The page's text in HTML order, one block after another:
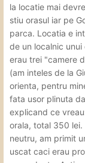
la locatie mai
stiu orasul iar pe
parca. Locatia e
de un localnic
erau trei "camere
(am inteles de la
orienta, pentru
fata usor plinuta
explicand ce
orala, total 350
neutru, am primit
uscat caci erau